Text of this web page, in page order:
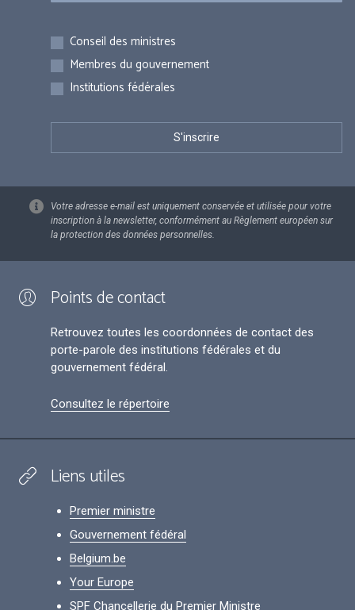
Inscriptions
Conseil des ministres
Membres du gouvernement
Institutions fédérales
Votre adresse e-mail est uniquement conservée et utilisée pour votre
inscription à la newsletter, conformément au Règlement européen sur
la protection des données personnelles.
Points de contact
Retrouvez toutes les coordonnées de contact des
porte-parole des institutions fédérales et du
gouvernement fédéral.
Consultez le répertoire
Liens utiles
Premier ministre
Gouvernement fédéral
Belgium.be
Your Europe
SPF Chancellerie du Premier Ministre